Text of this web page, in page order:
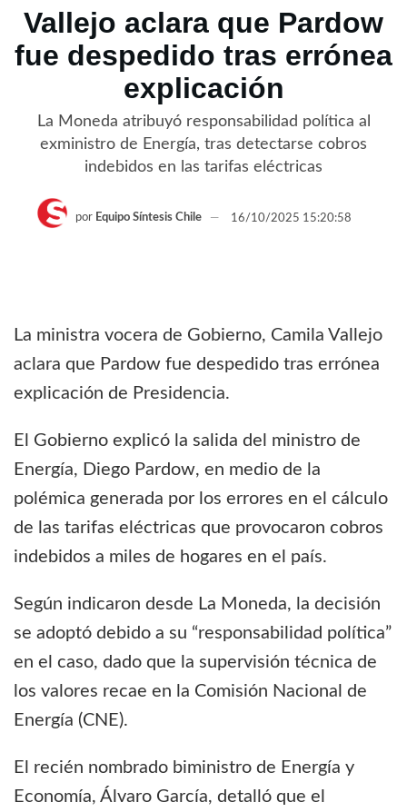
Vallejo aclara que Pardow
fue despedido tras errónea
explicación
La Moneda atribuyó responsabilidad política al
exministro de Energía, tras detectarse cobros
indebidos en las tarifas eléctricas
por Equipo Síntesis Chile 16/10/2025 15:20:58
La ministra vocera de Gobierno, Camila Vallejo
aclara que Pardow fue despedido tras errónea
explicación de Presidencia.
El Gobierno explicó la salida del ministro de
Energía, Diego Pardow, en medio de la
polémica generada por los errores en el cálculo
de las tarifas eléctricas que provocaron cobros
indebidos a miles de hogares en el país.
Según indicaron desde La Moneda, la decisión
se adoptó debido a su “responsabilidad política”
en el caso, dado que la supervisión técnica de
los valores recae en la Comisión Nacional de
Energía (CNE).
El recién nombrado biministro de Energía y
Economía, Álvaro García, detalló que el